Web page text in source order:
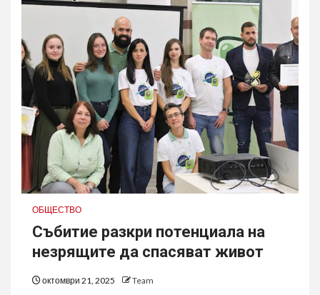
ОБЩЕСТВО
Събитие разкри потенциала на
незрящите да спасяват живот
октомври 21, 2025 Team